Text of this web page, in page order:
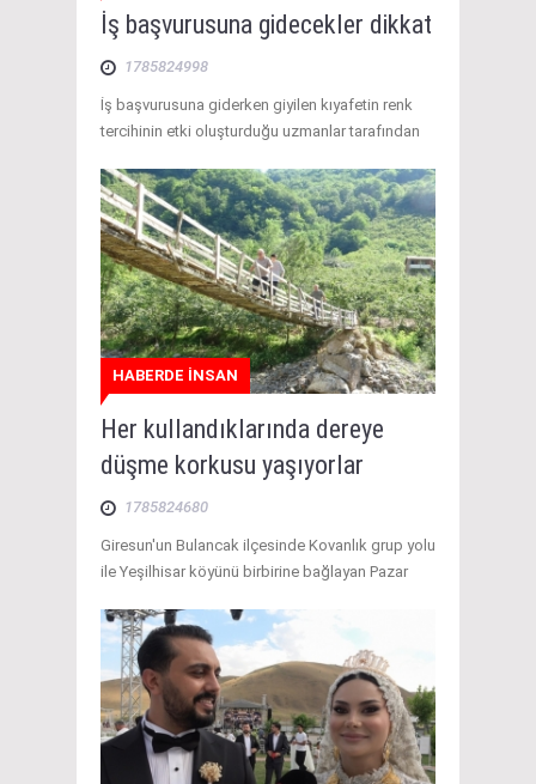
İş başvurusuna gidecekler dikkat
1785824998
İş başvurusuna giderken giyilen kıyafetin renk
tercihinin etki oluşturduğu uzmanlar tarafından
HABERDE İNSAN
Her kullandıklarında dereye
düşme korkusu yaşıyorlar
1785824680
Giresun'un Bulancak ilçesinde Kovanlık grup yolu
ile Yeşilhisar köyünü birbirine bağlayan Pazar